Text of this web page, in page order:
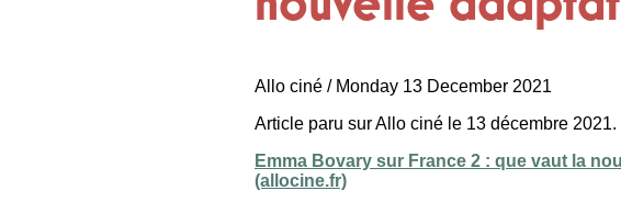
Allo ciné / Monday 13 December 2021
Article paru sur Allo ciné le 13 décembre 2021.
Emma Bovary sur France 2 : que vaut la
(allocine.fr)